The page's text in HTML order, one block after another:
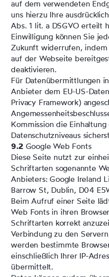
auf dem verwendeten
uns hierzu Ihre
Abs. 1 lit. a DSGVO erteilt
Einwilligung können Sie
Zukunft widerrufen, indem
auf der Webseite
deaktivieren.
Für Datenübermittlungen
Anbieter dem EU-US-
Privacy Framework)
Kommission die Einhaltung
Datenschutzniveaus
9.2Google Web Fonts
Diese Seite nutzt zur
Schriftarten sogenannte
Anbieters: Google Ireland
Barrow St, Dublin, D04
Beim Aufruf einer Seite
Web Fonts in ihren
Schriftarten korrekt
Verbindung zu den
werden bestimmte
einschließlich Ihrer IP-
übermittelt.